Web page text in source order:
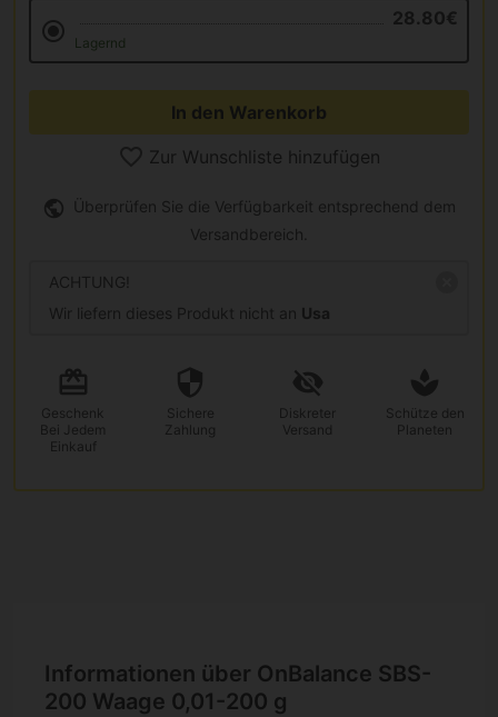
28.80€
Lagernd
In den Warenkorb
Zur Wunschliste hinzufügen
Überprüfen Sie die Verfügbarkeit entsprechend dem
Versandbereich.
ACHTUNG!
Wir liefern dieses Produkt nicht an Usa
Geschenk
Bei Jedem
Einkauf
Sichere
Zahlung
Diskreter
Versand
Schütze den
Planeten
Informationen über OnBalance SBS-
200 Waage 0,01-200 g